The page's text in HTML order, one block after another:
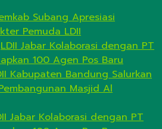
Subang Apresiasi
Pemuda LDII
LDII Jabar Kolaborasi dengan PT
100 Agen Pos Baru
Kabupaten Bandung Salurkan
Masjid Al
Jabar Kolaborasi dengan PT